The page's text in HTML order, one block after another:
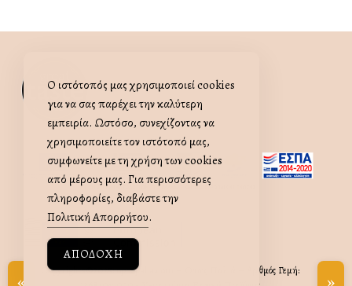
όπως παλιά
ΧΕΙΡΟΠΟΊΗΤΑ ΕΛΛΗΝΙΚΆ ΠΡΟΪΌΝΤΑ
Copyrights©2025: opospalia.com – Όπως Παλιά – Αριθμός Γεμή:
Ο ιστότοπός μας χρησιμοποιεί cookies
για να σας παρέχει την καλύτερη
εμπειρία. Ωστόσο, συνεχίζοντας να
χρησιμοποιείτε τον ιστότοπό μας,
συμφωνείτε με τη χρήση των cookies
από μέρους μας. Για περισσότερες
πληροφορίες, διαβάστε την
Πολιτική Απορρήτου.
ΑΠΟΔΟΧΉ